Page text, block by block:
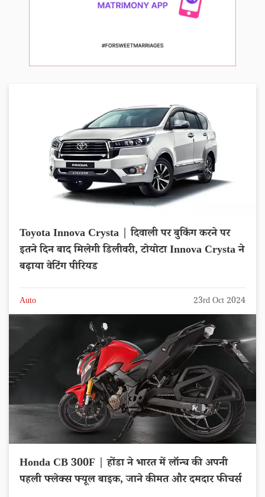
Toyota Innova Crysta | दिवाली पर बुकिंग करने पर
इतने दिन बाद मिलेगी डिलीवरी, टोयोटा Innova Crysta ने
बढ़ाया वेटिंग पीरियड
Auto 23rd Oct 2024
Honda CB 300F | होंडा ने भारत में लॉन्च की अपनी
पहली फ्लेक्स फ्यूल बाइक, जाने कीमत और दमदार फीचर्स